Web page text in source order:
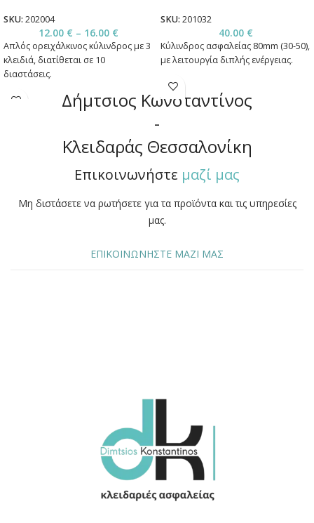
SKU: 202004
12.00 € – 16.00 €
Απλός ορειχάλκινος κύλινδρος με 3
κλειδιά, διατίθεται σε 10
διαστάσεις.
SKU: 201032
40.00 €
Κύλινδρος ασφαλείας 80mm (30-50),
με λειτουργία διπλής ενέργειας.
Δήμτσιος Κωνσταντίνος
-
Κλειδαράς Θεσσαλονίκη
Επικοινωνήστε μαζί μας
Μη διστάσετε να ρωτήσετε για τα προϊόντα και τις υπηρεσίες
μας.
ΕΠΙΚΟΙΝΩΝΗΣΤΕ ΜΑΖΙ ΜΑΣ